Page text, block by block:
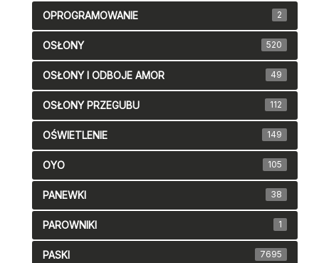
OPROGRAMOWANIE 2
OSŁONY 520
OSŁONY I ODBOJE AMOR 49
OSŁONY PRZEGUBU 112
OŚWIETLENIE 149
OYO 105
PANEWKI 38
PAROWNIKI 1
PASKI 7695